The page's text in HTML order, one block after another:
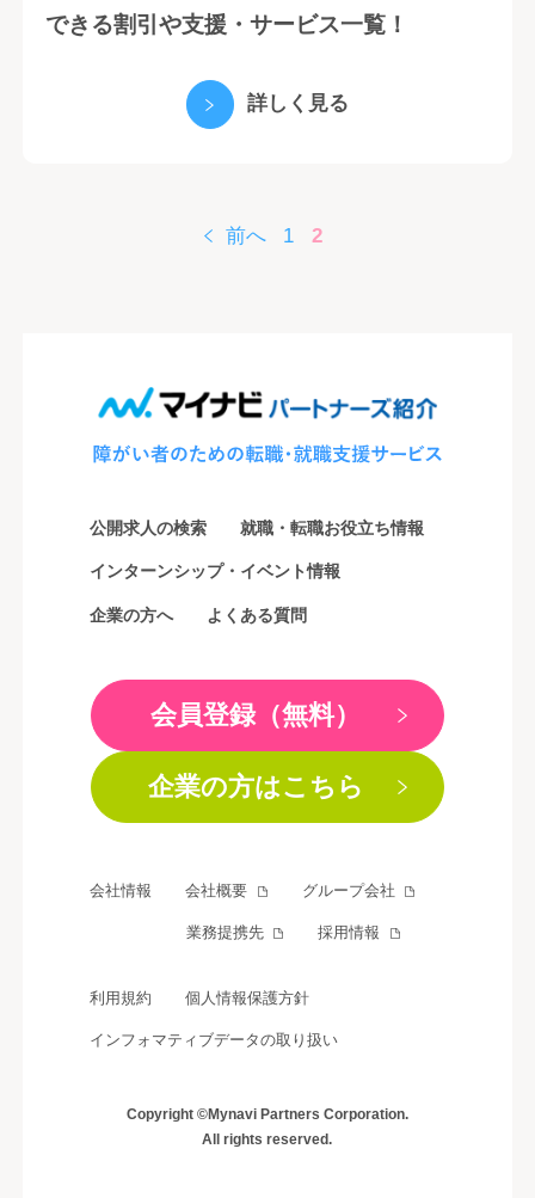
できる割引や支援・サービス一覧！
詳しく見る
前へ 1 2
公開求人の検索 就職・転職お役立ち情報
インターンシップ・イベント情報
企業の方へ よくある質問
会員登録（無料）
企業の方はこちら
会社情報 会社概要 グループ会社
業務提携先 採用情報
利用規約 個人情報保護方針
インフォマティブデータの取り扱い
Copyright ©Mynavi Partners Corporation.
All rights reserved.